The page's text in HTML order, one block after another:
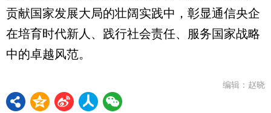
贡献国家发展大局的壮阔实践中，彰显通信央企
在培育时代新人、践行社会责任、服务国家战略
中的卓越风范。
编辑：赵晓